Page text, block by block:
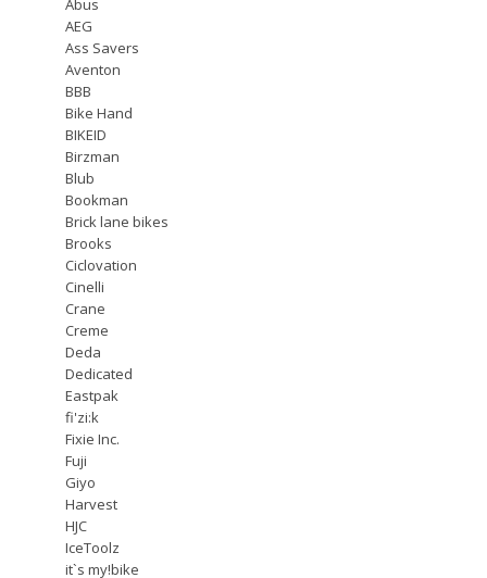
Abus
AEG
Ass Savers
Aventon
BBB
Bike Hand
BIKEID
Birzman
Blub
Bookman
Brick lane bikes
Brooks
Ciclovation
Cinelli
Crane
Creme
Deda
Dedicated
Eastpak
fi'zi:k
Fixie Inc.
Fuji
Giyo
Harvest
HJC
IceToolz
it`s my!bike